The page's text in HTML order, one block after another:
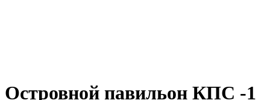
Островной павильон КПС -1